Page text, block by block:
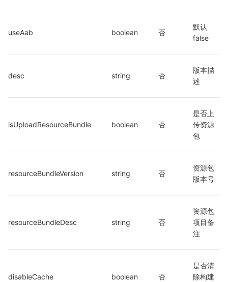
useAab boolean 否
默认
false
desc string 否
版本描
述
isUploadResourceBundle boolean 否
是否上
传资源
包
resourceBundleVersion string 否
资源包
版本号
resourceBundleDesc string 否
资源包
项目备
注
disableCache boolean 否
是否清
除构建